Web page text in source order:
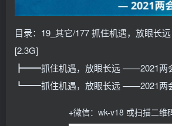
目录：19_其它/177 抓住机遇，放眼长
[2.3G]
┣━━抓住机遇，放眼长远 ——2021两
┗━━抓住机遇，放眼长远 ——2021两
+微信：wk-v18 或扫描二维